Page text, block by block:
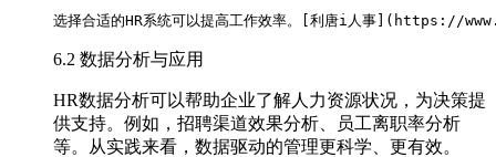
6.2 数据分析与应用
HR数据分析可以帮助企业了解人力资源状况，为决策提
供支持。例如，招聘渠道效果分析、员工离职率分析
等。从实践来看，数据驱动的管理更科学、更有效。